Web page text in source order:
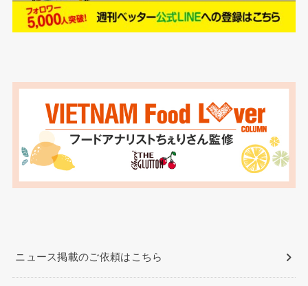
ニュース掲載のご依頼はこちら